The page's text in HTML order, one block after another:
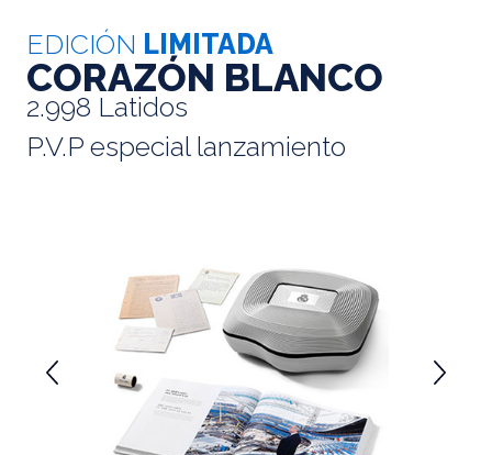
EDICIÓN LIMITADA
CORAZÓN BLANCO
2.998 Latidos
P.V.P especial lanzamiento